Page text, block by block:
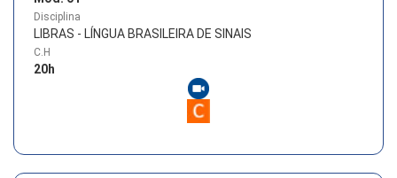
Disciplina
LIBRAS - LÍNGUA BRASILEIRA DE SINAIS
C.H
20h